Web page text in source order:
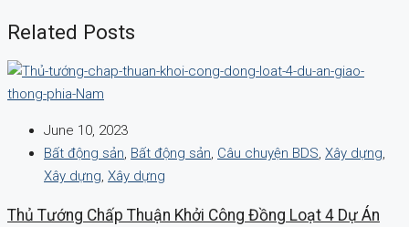
Related Posts
June 10, 2023
Bất động sản, Bất động sản, Câu chuyện BDS, Xây dựng,
Xây dựng, Xây dựng
Thủ Tướng Chấp Thuận Khởi Công Đồng Loạt 4 Dự Án